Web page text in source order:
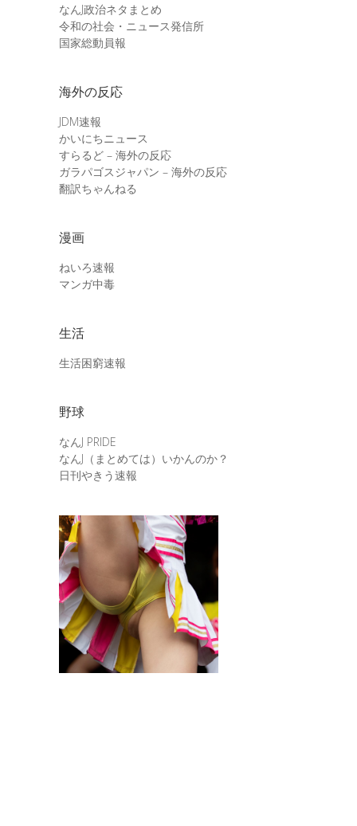
なんJ政治ネタまとめ
令和の社会・ニュース発信所
国家総動員報
海外の反応
JDM速報
かいにちニュース
すらるど – 海外の反応
ガラパゴスジャパン – 海外の反応
翻訳ちゃんねる
漫画
ねいろ速報
マンガ中毒
生活
生活困窮速報
野球
なんJ PRIDE
なんJ（まとめては）いかんのか？
日刊やきう速報